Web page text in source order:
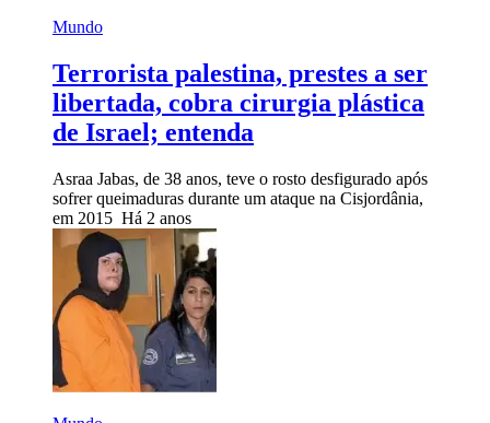
Mundo
Terrorista palestina, prestes a ser
libertada, cobra cirurgia plástica
de Israel; entenda
Asraa Jabas, de 38 anos, teve o rosto desfigurado após
sofrer queimaduras durante um ataque na Cisjordânia,
em 2015 Há 2 anos